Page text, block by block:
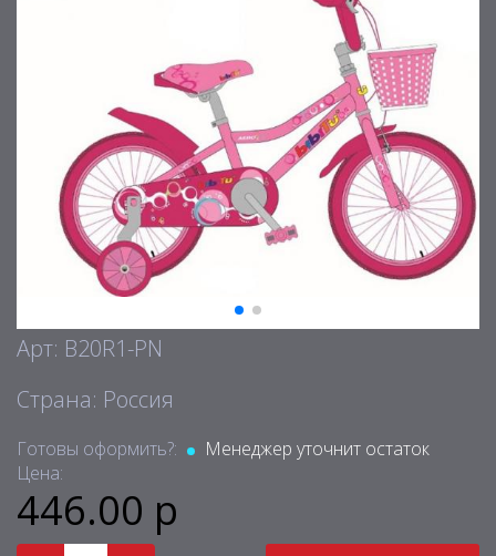
Арт: B20R1-PN
Страна: Россия
Готовы оформить?:
Менеджер уточнит остаток
Цена:
446.00 р